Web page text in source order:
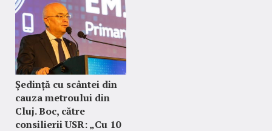
Ședință cu scântei din
cauza metroului din
Cluj. Boc, către
consilierii USR: „Cu 10